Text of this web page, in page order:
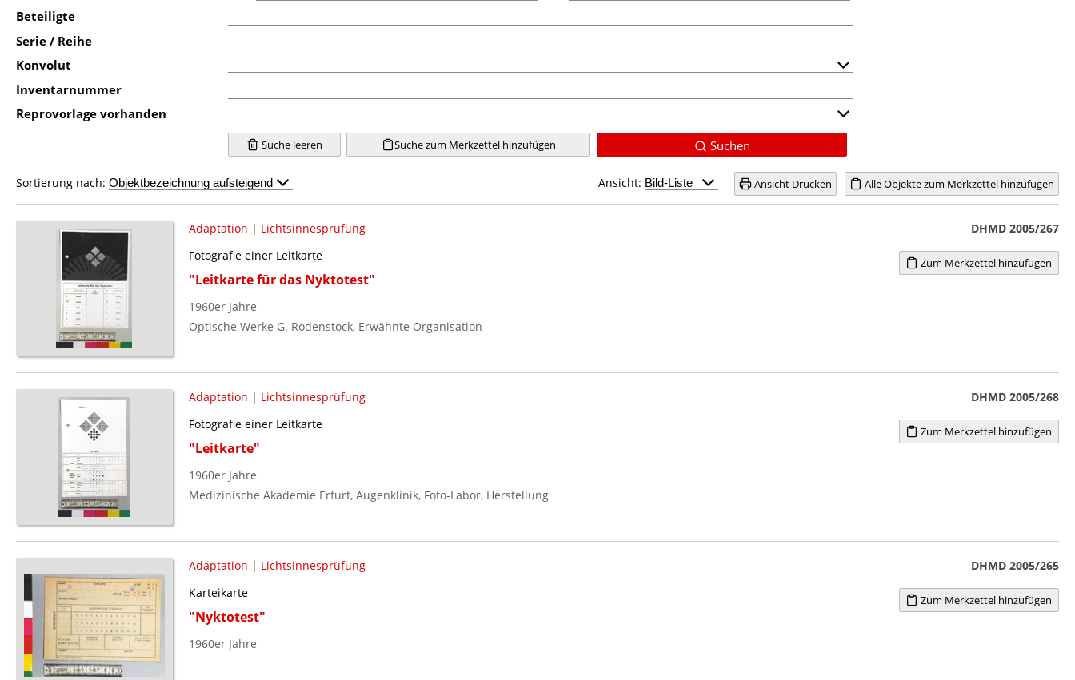
Beteiligte
Serie / Reihe
Konvolut
Inventarnummer
Reprovorlage vorhanden
Suche leeren Suche zum Merkzettel hinzufügen Suchen
Alle Objekte zum Merkzettel hinzufügen
Ansicht Drucken
Ansicht:
Sortierung nach:
Adaptation | Lichtsinnesprüfung
Fotografie einer Leitkarte
"Leitkarte für das Nyktotest"
1960er Jahre
Optische Werke G. Rodenstock, Erwähnte Organisation
DHMD 2005/267
Zum Merkzettel hinzufügen
Adaptation | Lichtsinnesprüfung
Fotografie einer Leitkarte
"Leitkarte"
1960er Jahre
Medizinische Akademie Erfurt, Augenklinik, Foto-Labor, Herstellung
DHMD 2005/268
Zum Merkzettel hinzufügen
Adaptation | Lichtsinnesprüfung
Karteikarte
"Nyktotest"
1960er Jahre
DHMD 2005/265
Zum Merkzettel hinzufügen